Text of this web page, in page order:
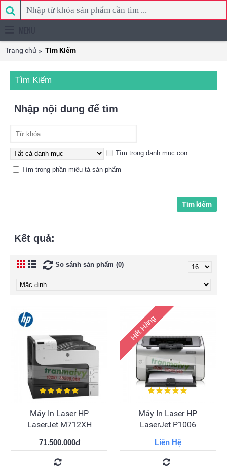
Trang chủ Tìm Kiếm
Tìm Kiếm
Nhập nội dung để tìm
Tìm trong danh mục con
Tìm trong phần miêu tả sản phẩm
Kết quả:
So sánh sản phẩm (0)
Máy In Laser HP
LaserJet M712XH
71.500.000đ
Hết Hàng
Máy In Laser HP
LaserJet P1006
Liên Hệ